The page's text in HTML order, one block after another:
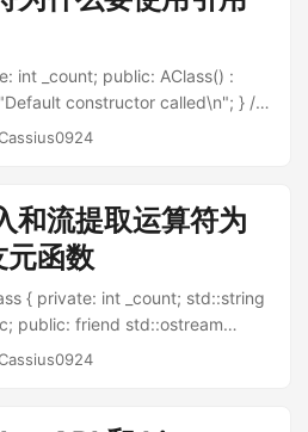
std::cout << *up2 << std::endl;
和赋值unique_ptr 不能拷贝，但
int(10)); std::unique_ptr<int>
<< *up2 << std::endl;
unique_ptr 会在离开作用域时自
的自定义删除器unique_ptr
释放动态分配的内存。 ...
其父节点，又大于其子节点，那
同理。 笔记 完全二叉树的性质 ...
int _count; public: AClass() :
constructor called\n"; } //
&operator=(int cnt) { _count =
，只不过会在返回时调用拷贝构
再调用析构函数释放临时对象，
构的开销。而使用引用返回，可
能直接修改返回值的： class
public: // 省略构造函数 // 赋值运
cnt) { _count = cnt;
和流提取运算符为
元函数
{ private: int _count; std::string
public: friend std::ostream
const AClass &a) { os <<